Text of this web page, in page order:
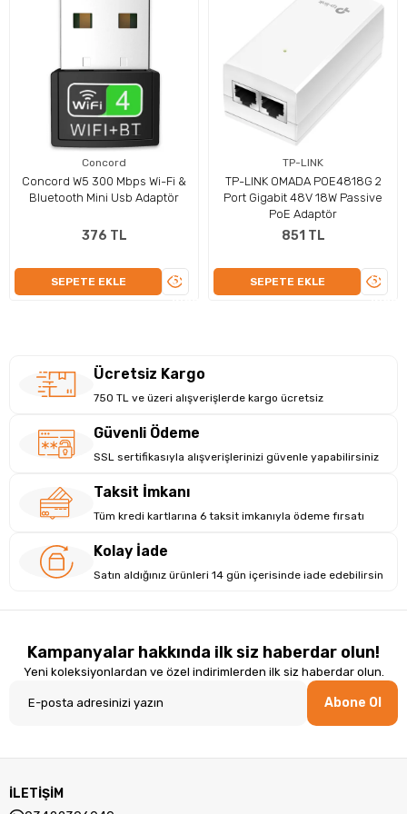
Tak Çalıştır:
İşletim Sistemi:Windows, macOS, Linux
Kasa Yapısı:Kompakt ve taşınabilir tasarım
Garanti:2 Yıl
EAN:8697939925898
Concord
Concord W5 300 Mbps Wi-Fi &
Bluetooth Mini Usb Adaptör
376 TL
SEPETE EKLE
ÜRÜNÜ
TP-LINK
TP-LINK OMADA POE4818G 2
Port Gigabit 48V 18W Passive
PoE Adaptör
851 TL
SEPETE EKLE
Ücretsiz Kargo
750 TL ve üzeri alışverişlerde kargo ücretsiz
Güvenli Ödeme
SSL sertifikasıyla alışverişlerinizi güvenle yapabilirsiniz
Taksit İmkanı
Tüm kredi kartlarına 6 taksit imkanıyla ödeme fırsatı
Kolay İade
Satın aldığınız ürünleri 14 gün içerisinde iade edebilirsin
Kampanyalar hakkında ilk siz haberdar olun!
Yeni koleksiyonlardan ve özel indirimlerden ilk siz haberdar olun.
Abone Ol
İLETİŞİM